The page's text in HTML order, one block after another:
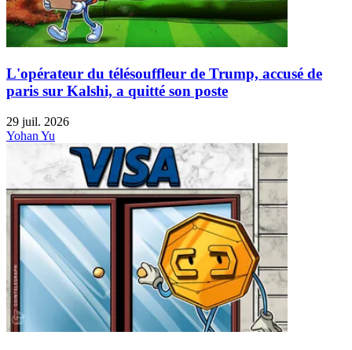
L'opérateur du télésouffleur de Trump, accusé de
paris sur Kalshi, a quitté son poste
29 juil. 2026
Yohan Yu